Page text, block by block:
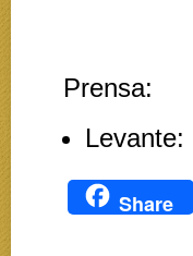
Prensa:
Levante:
Share